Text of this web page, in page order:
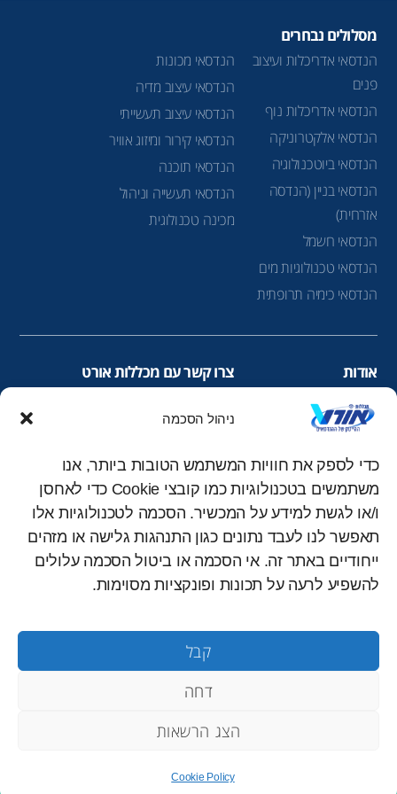
ניהול הסכמה
כדי לספק את חוויות המשתמש הטובות ביותר, אנו
משתמשים בטכנולוגיות כמו קובצי Cookie כדי לאחסן
ו/או לגשת למידע על המכשיר. הסכמה לטכנולוגיות אלו
תאפשר לנו לעבד נתונים כגון התנהגות גלישה או מזהים
ייחודיים באתר זה. אי הסכמה או ביטול הסכמה עלולים
להשפיע לרעה על תכונות ופונקציות מסוימות.
קבל
דחה
הצג הרשאות
Cookie Policy
מסלולים נבחרים
הנדסאי אדריכלות ועיצוב
פנים
הנדסאי אדריכלות נוף
הנדסאי אלקטרוניקה
הנדסאי ביוטכנולוגיה
הנדסאי בניין (הנדסה
אזרחית)
הנדסאי חשמל
הנדסאי טכנולוגיות מים
הנדסאי כימיה תרופתית
הנדסאי מכונות
הנדסאי עיצוב מדיה
הנדסאי עיצוב תעשייתי
הנדסאי קירור ומיזוג אוויר
הנדסאי תוכנה
הנדסאי תעשייה וניהול
מכינה טכנולוגית
אודות
לימודי ערב
מכינה להנדסאים
מכללת אורט
קורסים מוזמנים
צרו קשר עם מכללות אורט
1-700-70-22-60
עקבו אחרינו ברשתות החברתיות
fac
ebo
ok
inst
agr
am
you
tub
e